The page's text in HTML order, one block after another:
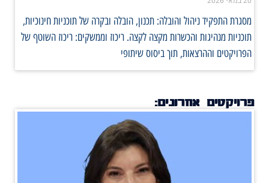
מסגרת התפקיד ניהול והובלה: תכנון, הובלה ובקרה של תוכניות חינוכיות,
תוכניות מנהיגות והכשרות מקצה לקצה. ריכוז וממשקים: ריכוז השוטף של
הפרויקטים וההרצאות, תוך ביסוס שיתופי
פרויקטים אחרונים: